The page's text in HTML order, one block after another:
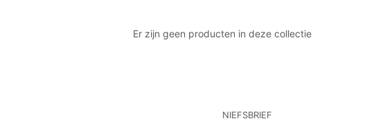
Er zijn geen producten in deze collectie
NIEFSBRIEF